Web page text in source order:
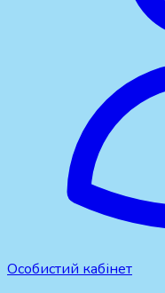
Особистий кабінет